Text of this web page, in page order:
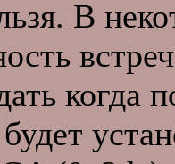
В
когда